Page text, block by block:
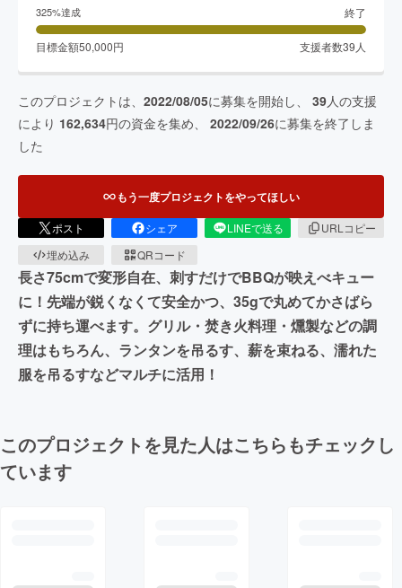
325%達成 終了
目標金額50,000円 支援者数39 人
このプロジェクトは、 2022/08/05に募集を開始し、 39人の支援
により 162,634円の資金を集め、 2022/09/26に募集を終了しま
した
もう一度プロジェクトをやってほしい
ポスト シェア LINEで送る
URLコピー
埋め込み
QRコード
長さ75cmで変形自在、刺すだけでBBQが映えべキュー
に！先端が鋭くなくて安全かつ、35gで丸めてかさばら
ずに持ち運べます。グリル・焚き火料理・燻製などの調
理はもちろん、ランタンを吊るす、薪を束ねる、濡れた
服を吊るすなどマルチに活用！
このプロジェクトを見た人はこちらもチェックし
ています